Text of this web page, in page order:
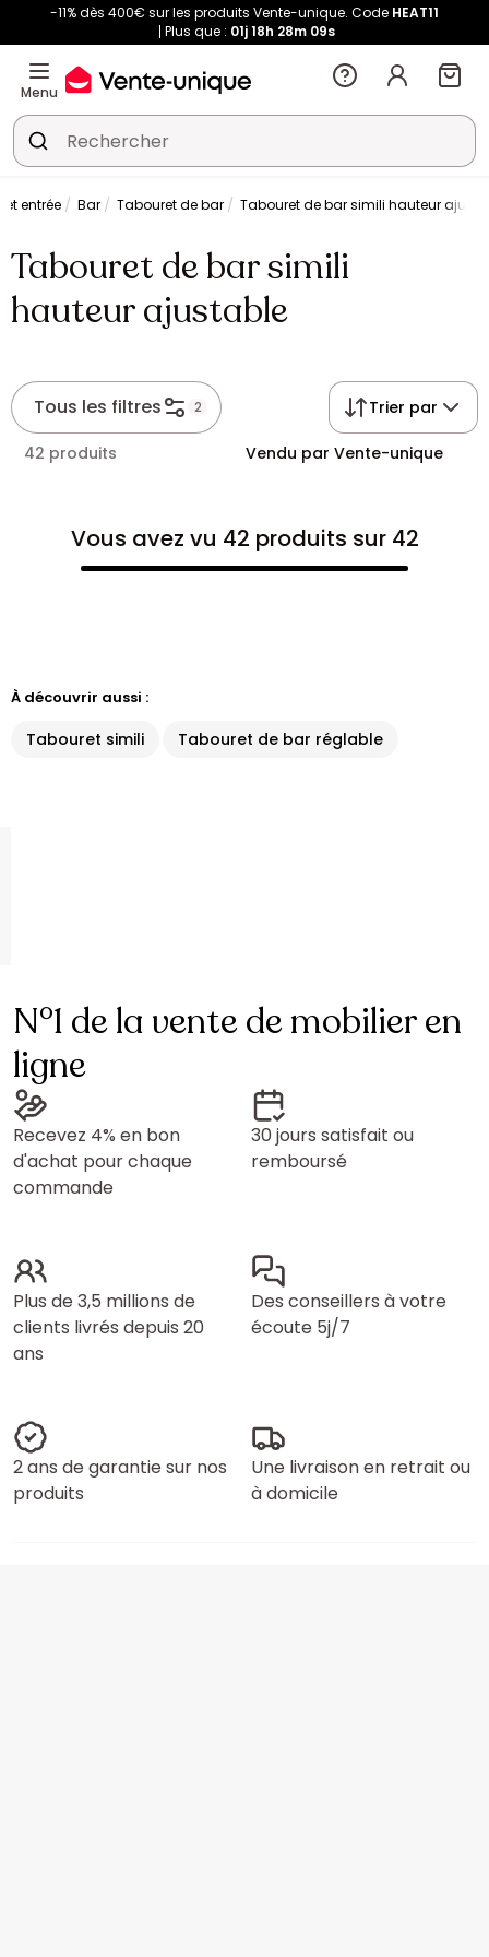
-11% dès 400€ sur les produits Vente-unique. Code HEAT11
Plus que : 01j 18h 28m 09s
Menu
et entrée Bar Tabouret de bar Tabouret de bar simili hauteur
Tabouret de bar simili
hauteur ajustable
Tous les filtres 2 Trier par
42 produits Vendu par Vente-unique
Vous avez vu 42 produits sur 42
À découvrir aussi :
Tabouret simili Tabouret de bar réglable
N°1 de la vente de mobilier en
ligne
Recevez 4% en bon
d'achat pour chaque
commande
30 jours satisfait ou
remboursé
Plus de 3,5 millions de
clients livrés depuis 20
ans
Des conseillers à votre
écoute 5j/7
2 ans de garantie sur nos
produits
Une livraison en retrait ou
à domicile